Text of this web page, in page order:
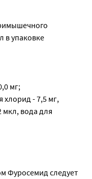
в упаковке
мг;
хлорид - 7,5 мг,
мкл, вода для
Фуросемид следует